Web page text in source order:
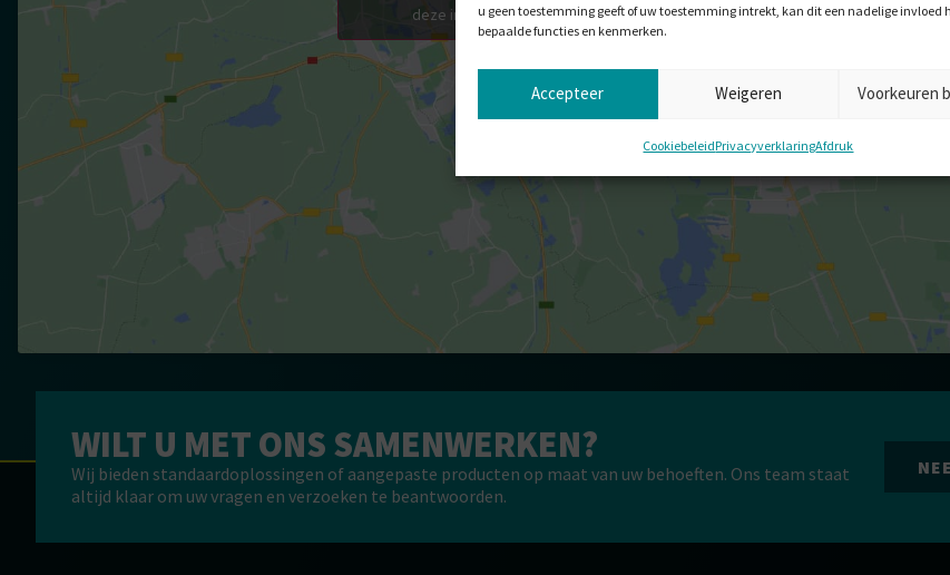
u geen toestemming geeft of uw toestemming intrekt, kan dit een nadelige invloed
bepaalde functies en kenmerken.
Accepteer Weigeren Voorkeuren
CookiebeleidPrivacyverklaringAfdruk
deze inhoud in te schakelen
WILT U MET ONS SAMENWERKEN?
Wij bieden standaardoplossingen of aangepaste producten op maat van uw behoeften. Ons team staat
altijd klaar om uw vragen en verzoeken te beantwoorden.